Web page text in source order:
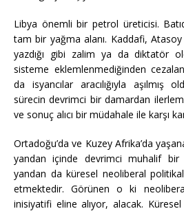
Libya önemli bir petrol üreticisi.
tam bir yağma alanı. Kaddafi, Atasoy
yazdığı gibi zalim ya da diktatör
sisteme eklemlenmediğinden
da isyancılar aracılığıyla aşılmış
sürecin devrimci bir damardan
ve sonuç alıcı bir müdahale ile karşı
Ortadoğu’da ve Kuzey Afrika’da
yandan içinde devrimci muhalif bir
yandan da küresel neoliberal
etmektedir. Görünen o ki
inisiyatifi eline alıyor, alacak.